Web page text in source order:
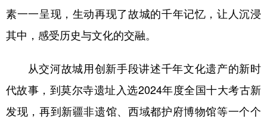
素一一呈现，生动再现了故城的千年记忆，让人沉浸
其中，感受历史与文化的交融。
从交河故城用创新手段讲述千年文化遗产的新时
代故事，到莫尔寺遗址入选2024年度全国十大考古新
发现，再到新疆非遗馆、西域都护府博物馆等一个个